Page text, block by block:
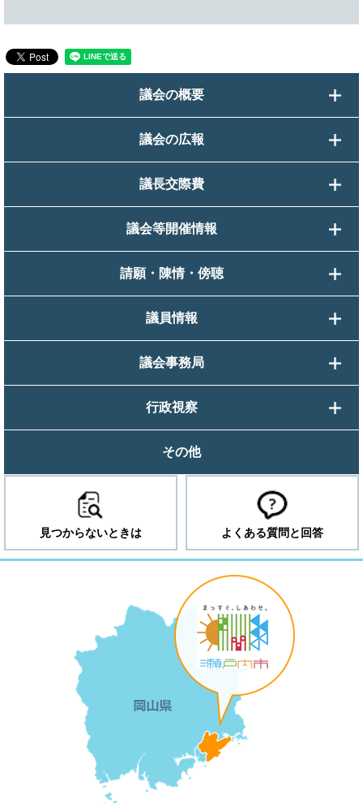
議会の概要
議会の広報
議長交際費
議会等開催情報
請願・陳情・傍聴
議員情報
議会事務局
行政視察
その他
見つからないときは よくある質問と回答